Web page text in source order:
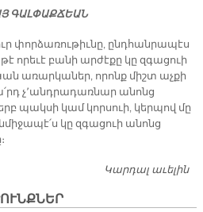
ԳԱԼ­ՓԱՔ­ՃԵԱՆ
փորձառութիւնը, ընդհանրապէս
թէ որեւէ բանի արժէքը կը զգացուի
առարկաներ, որոնք միշտ աչքի
չ՚անդրադառնար անոնց
պակսի կամ կորսուի, կերպով մը
կը զգացուի անոնց
Կարդալ աւելին